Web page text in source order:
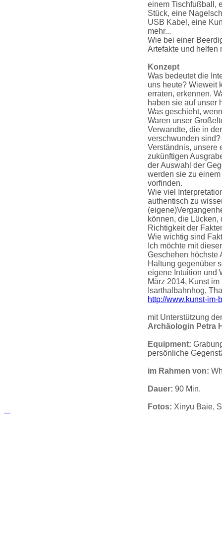
einem Tischfußball,
Stück, eine
USB Kabel, eine
mehr...
Wie bei einer
Artefakte und helfen
Konzept
Was bedeutet die
uns heute? Wieweit
erraten, erkennen.
haben sie auf unser
Was geschieht,
Waren unser
Verwandte, die in
verschwunden
Verständnis, unsere
zukünftigen
der Auswahl der
werden sie zu
vorfinden.
Wie viel
authentisch zu
können, die
Richtigkeit der
Wie wichtig sind
Ich möchte mit
Geschehen höchste
Haltung gegenüber
eigene Intuition und
März 2014, Kunst im
Isarthalbahnhog,
http://www.kunst-
mit Unterstützung der
Archäologin Petra
Equipment:
persönliche
im Rahmen von:
Dauer: 90 Min.
Fotos: Xinyu Baie,